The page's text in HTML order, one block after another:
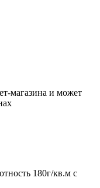
магазина и может
180г/кв.м с